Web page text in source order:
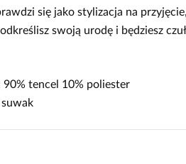
się jako stylizacja na
swoją urodę i będziesz
tencel 10% poliester